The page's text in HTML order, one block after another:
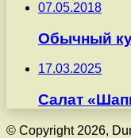
07.05.2018
Обычный
17.03.2025
Салат
© Copyright 2026,